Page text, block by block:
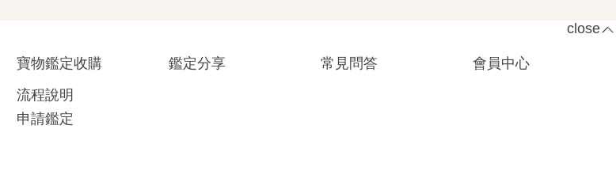
close
寶物鑑定收購
流程說明
申請鑑定
鑑定分享 常見問答 會員中心